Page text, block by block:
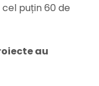
puțin 60 de
au